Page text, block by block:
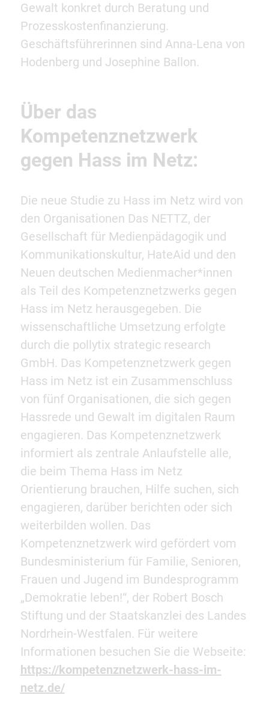
Gewalt konkret durch Beratung und
Prozesskostenfinanzierung.
Geschäftsführerinnen sind Anna-Lena von
Hodenberg und Josephine Ballon.
Über das
Kompetenznetzwerk
gegen Hass im Netz:
Die neue Studie zu Hass im Netz wird von
den Organisationen Das NETTZ, der
Gesellschaft für Medienpädagogik und
Kommunikationskultur, HateAid und den
Neuen deutschen Medienmacher*innen
als Teil des Kompetenznetzwerks gegen
Hass im Netz herausgegeben. Die
wissenschaftliche Umsetzung erfolgte
durch die pollytix strategic research
GmbH. Das Kompetenznetzwerk gegen
Hass im Netz ist ein Zusammenschluss
von fünf Organisationen, die sich gegen
Hassrede und Gewalt im digitalen Raum
engagieren. Das Kompetenznetzwerk
informiert als zentrale Anlaufstelle alle,
die beim Thema Hass im Netz
Orientierung brauchen, Hilfe suchen, sich
engagieren, darüber berichten oder sich
weiterbilden wollen. Das
Kompetenznetzwerk wird gefördert vom
Bundesministerium für Familie, Senioren,
Frauen und Jugend im Bundesprogramm
„Demokratie leben!“, der Robert Bosch
Stiftung und der Staatskanzlei des Landes
Nordrhein-Westfalen. Für weitere
Informationen besuchen Sie die Webseite:
https://kompetenznetzwerk-hass-im-
netz.de/